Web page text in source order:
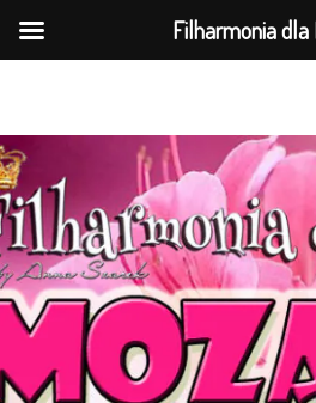
Filharmonia dla